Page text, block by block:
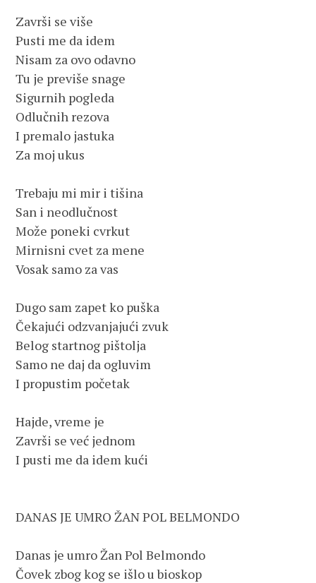
Završi se više
Pusti me da idem
Nisam za ovo odavno
Tu je previše snage
Sigurnih pogleda
Odlučnih rezova
I premalo jastuka
Za moj ukus
Trebaju mi mir i tišina
San i neodlučnost
Može poneki cvrkut
Mirnisni cvet za mene
Vosak samo za vas
Dugo sam zapet ko puška
Čekajući odzvanjajući zvuk
Belog startnog pištolja
Samo ne daj da ogluvim
I propustim početak
Hajde, vreme je
Završi se već jednom
I pusti me da idem kući
DANAS JE UMRO ŽAN POL BELMONDO
Danas je umro Žan Pol Belmondo
Čovek zbog kog se išlo u bioskop